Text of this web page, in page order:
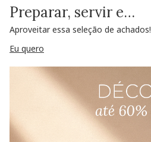
Preparar, servir e…
Aproveitar essa seleção de achados!
Eu quero